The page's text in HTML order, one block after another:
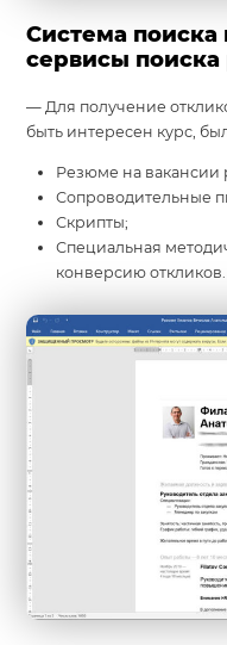
Система поиска
сервисы поиска
— Для получение
быть интересен курс,
Резюме на вакансии
Сопроводительные
Скрипты;
Специальная
конверсию откликов.